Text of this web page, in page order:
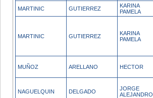
MARTINIC GUTIERREZ
KARINA
PAMELA
MARTINIC GUTIERREZ
KARINA
PAMELA
MUÑOZ ARELLANO HECTOR
NAGUELQUIN DELGADO
JORGE
ALEJANDRO